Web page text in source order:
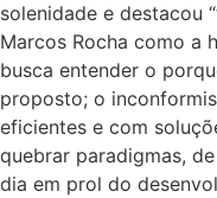
solenidade e destacou
Marcos Rocha como a
busca entender o
proposto; o
eficientes e com
quebrar paradigmas,
dia em prol do